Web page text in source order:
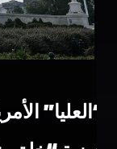
“العليا”